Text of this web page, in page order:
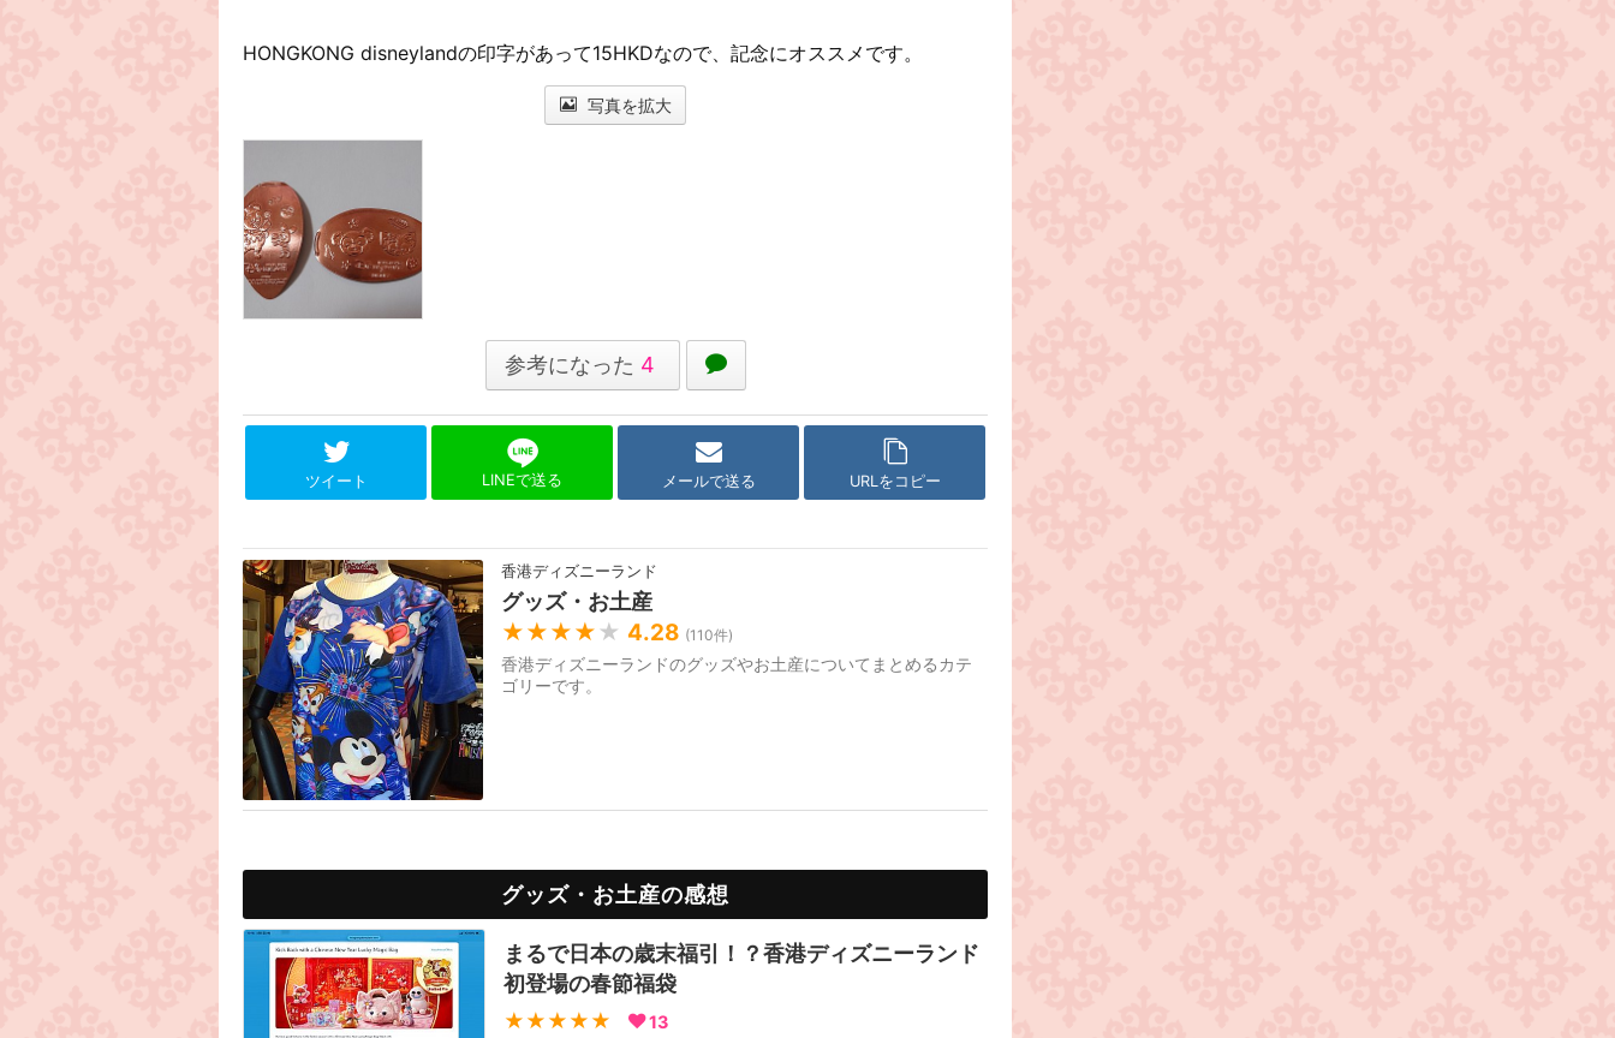
HONGKONG disneylandの印字があって15HKDなので、記念にオススメです。
写真を拡大
参考になった 4
ツイート LINEで送る メールで送る URLをコピー
香港ディズニーランド
グッズ・お土産
★★★★ ★ 4.28 (110件)
香港ディズニーランドのグッズやお土産についてまとめるカテ
ゴリーです。
グッズ・お土産の感想
まるで日本の歳末福引！？香港ディズニーランド
初登場の春節福袋
★★★★★ 13